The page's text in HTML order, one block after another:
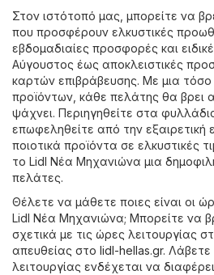
Στον ιστότοπό μας, μπορείτε να
που προσφέρουν ελκυστικές
εβδομαδιαίες προσφορές και
Αύγουστος έως αποκλειστικές
καρτών επιβράβευσης. Με μια
προϊόντων, κάθε πελάτης θα βρει
ψάχνει. Περιηγηθείτε στα
επωφεληθείτε από την εξαιρετική
ποιοτικά προϊόντα σε ελκυστικές
το Lidl Νέα Μηχανιώνα μια
πελάτες.
Θέλετε να μάθετε ποιες είναι οι
Lidl Νέα Μηχανιώνα; Μπορείτε να
σχετικά με τις ώρες λειτουργίας
απευθείας στο lidl-hellas.gr. Λάβετε
λειτουργίας ενδέχεται να